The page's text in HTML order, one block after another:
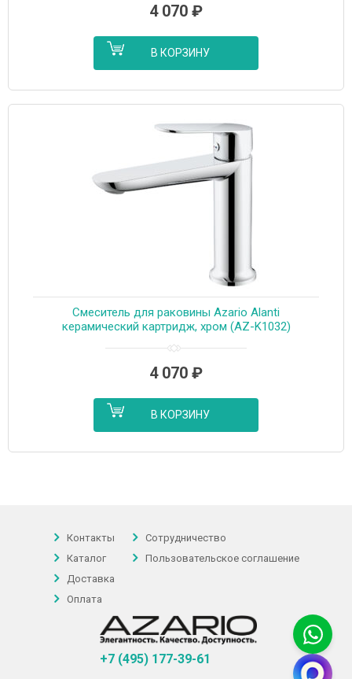
4 070 ₽
В КОРЗИНУ
Cмеситель для раковины Azario Alanti
керамический картридж, хром (AZ-K1032)
4 070 ₽
В КОРЗИНУ
Контакты
Каталог
Доставка
Оплата
Сотрудничество
Пользовательское соглашение
+7 (495) 177-39-61